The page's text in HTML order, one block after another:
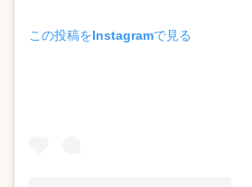
この投稿をInstagramで見る